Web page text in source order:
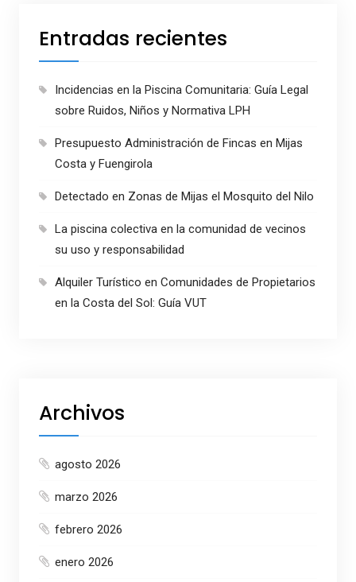
Entradas recientes
Incidencias en la Piscina Comunitaria: Guía Legal
sobre Ruidos, Niños y Normativa LPH
Presupuesto Administración de Fincas en Mijas
Costa y Fuengirola
Detectado en Zonas de Mijas el Mosquito del Nilo
La piscina colectiva en la comunidad de vecinos
su uso y responsabilidad
Alquiler Turístico en Comunidades de Propietarios
en la Costa del Sol: Guía VUT
Archivos
agosto 2026
marzo 2026
febrero 2026
enero 2026